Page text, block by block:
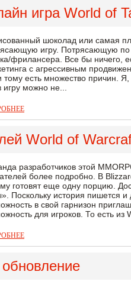
игра World of
шоколад или самая
игру. Потрясающую по
фрилансера. Все бы ничего,
с агрессивным
тому есть множество причин.
игру можно не...
World of
разработчиков этой
более подробно. В
готовят еще одну порцию.
Поскольку история пишется
в свой гарнизон
для игроков. То есть из